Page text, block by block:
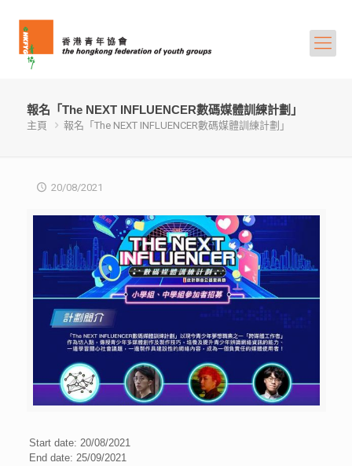
報名「The NEXT INFLUENCER數碼媒體訓練計劃」
主頁 報名「The NEXT INFLUENCER數碼媒體訓練計劃」
20/08/2021
Start date: 20/08/2021
End date: 25/09/2021